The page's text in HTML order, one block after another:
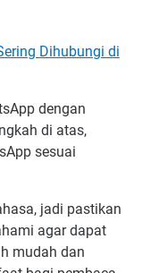
Dihubungi di
dengan
di atas,
sesuai
jadi pastikan
agar dapat
mudah dan